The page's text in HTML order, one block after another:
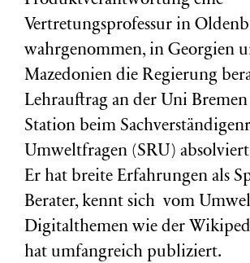
Vertretungsprofessur in
wahrgenommen, in Georgien
Mazedonien die Regierung
Lehrauftrag an der Uni
Station beim
Umweltfragen (SRU)
Er hat breite Erfahrungen als
Berater, kennt sich vom
Digitalthemen wie der
hat umfangreich publiziert.